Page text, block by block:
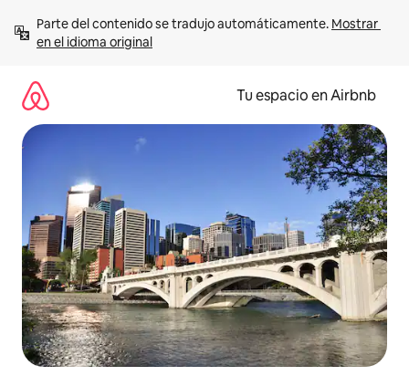
contenido
Parte del contenido se tradujo automáticamente. Mostrar
en el idioma original
Tu espacio en Airbnb